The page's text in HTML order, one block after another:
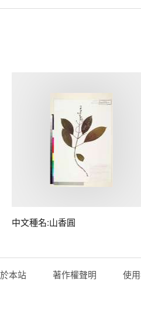
中文種名:山香圓
本站 著作權聲明 使